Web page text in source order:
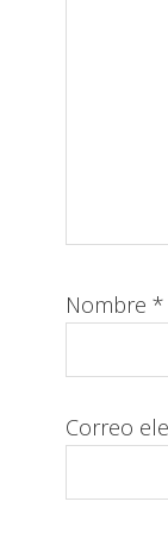
Nombre *
Correo